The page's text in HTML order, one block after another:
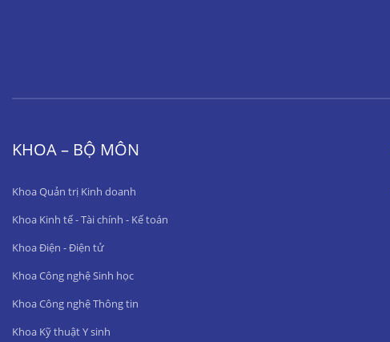
KHOA – BỘ MÔN
Khoa Quản trị Kinh doanh
Khoa Kinh tế - Tài chính - Kế toán
Khoa Điện - Điện tử
Khoa Công nghệ Sinh học
Khoa Công nghệ Thông tin
Khoa Kỹ thuật Y sinh